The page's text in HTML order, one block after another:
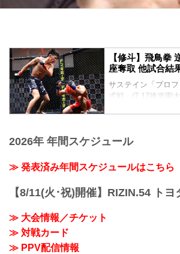
【修斗】飛鳥拳
座奪取 他試合結
サステイン「プロ
式戦」(7.17後楽園
界フライ級チャン
収める。
2026年 年間スケジュール
≫ 発表済み年間スケジュールはこちら
【8/11(火･祝)開催】RIZIN.54 ト
≫ 大会情報／チケット
≫ 対戦カード
≫ PPV配信情報